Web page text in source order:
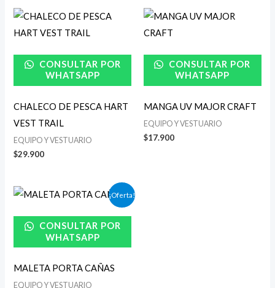
CONSULTAR POR
WHATSAPP
CHALECO DE PESCA HART
VEST TRAIL
EQUIPO Y VESTUARIO
$29.900
CONSULTAR POR
WHATSAPP
MANGA UV MAJOR CRAFT
EQUIPO Y VESTUARIO
$17.900
¡Oferta!
CONSULTAR POR
WHATSAPP
MALETA PORTA CAÑAS
EQUIPO Y VESTUARIO
El
precio
era:
$129.000.
El
precio
es:
$119.000.